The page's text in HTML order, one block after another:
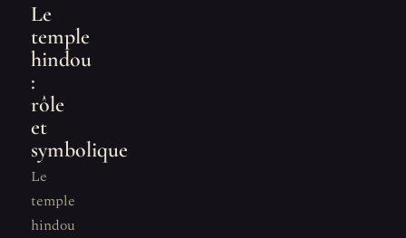
Le
temple
hindou
:
rôle
et
symbolique
Le
temple
hindou